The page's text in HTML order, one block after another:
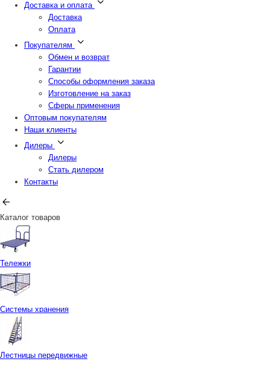
Доставка и оплата
Доставка
Оплата
Покупателям
Обмен и возврат
Гарантии
Способы оформления заказа
Изготовление на заказ
Сферы применения
Оптовым покупателям
Наши клиенты
Дилеры
Дилеры
Стать дилером
Контакты
Каталог товаров
Тележки
Системы хранения
Лестницы передвижные